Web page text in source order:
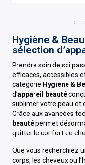
Hygiène &
sélection
Prendre soin de soi
efficaces, accessibles
catégorie Hygiène &
d’appareil beauté
sublimer votre peau et
Grâce aux avancées
beautépermet
quitter le confort de
Que vous recherchiez
corps, les cheveux ou